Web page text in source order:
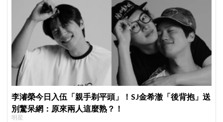
李濬榮今日入伍「親手剃平頭」！SJ金希澈「後背抱」送
別驚呆網：原來兩人這麼熟？！
明星